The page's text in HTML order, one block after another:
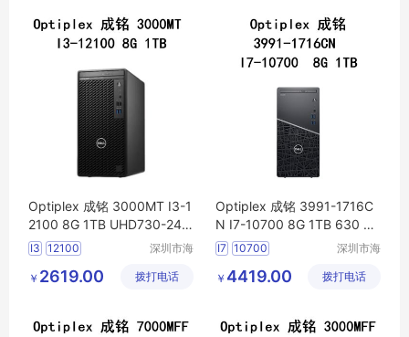
Optiplex 成铭 3000MT I3-1
2100 8G 1TB UHD730-24
WiFi6电脑 主机可议价
I3 12100
深圳市海
有限公司
￥ 2619.00 拨打电话
Optiplex 成铭 3991-1716C
N I7-10700 8G 1TB 630 Wi
Fi6电脑主机可议价
I7 10700
深圳市海
有限公司
￥ 4419.00 拨打电话